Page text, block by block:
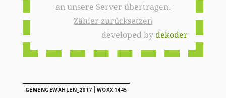
an unsere Server übertragen.
Zähler zurücksetzen
developed bydekoder
GEMENGEWAHLEN_2017 | WOXX1445